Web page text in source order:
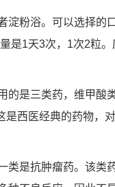
淀粉浴。可以选择的
是1天3次，1次2粒
是三类药，维甲酸
西医经典的药物，
类是抗肿瘤药。该类